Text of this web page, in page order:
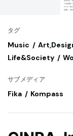
タグ
Music
Life&Society
サブメディア
Fika Kompass